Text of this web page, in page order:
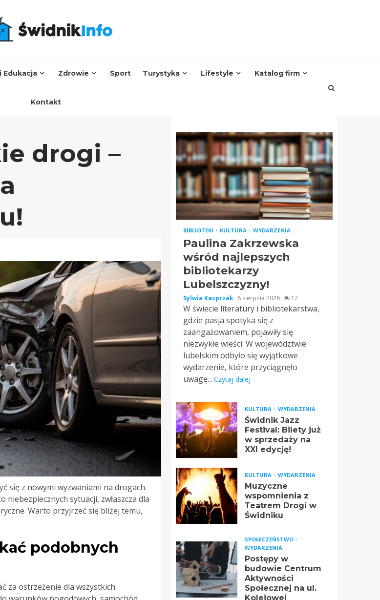
Edukacja Zdrowie Sport Turystyka Lifestyle Katalog firm
Kontakt
drogi –
się z nowymi wyzwaniami na drogach.
sytuacji, zwłaszcza dla
Warto przyjrzeć się bliżej temu,
podobnych
za ostrzeżenie dla wszystkich
BIBLIOTEKI KULTURA WYDARZENIA
Paulina Zakrzewska
wśród najlepszych
bibliotekarzy
Lubelszczyzny!
Sylwia Kacprzak 8 sierpnia 2026 17
W świecie literatury i bibliotekarstwa,
gdzie pasja spotyka się z
zaangażowaniem, pojawiły się
niezwykłe wieści. W województwie
lubelskim odbyło się wyjątkowe
wydarzenie, które przyciągnęło
uwagę... Czytaj dalej
KULTURA WYDARZENIA
Świdnik Jazz
Festival: Bilety już
w sprzedaży na
XXI edycję!
KULTURA WYDARZENIA
Muzyczne
wspomnienia z
Teatrem Drogi w
Świdniku
SPOŁECZEŃSTWO
WYDARZENIA
Postępy w
budowie Centrum
Aktywności
Społecznej na ul.
Kolejowej